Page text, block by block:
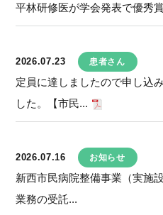
平林研修医が学会発表で優秀
2026.07.23 患者さん
定員に達しましたので申し込
した。【市民...
2026.07.16 お知らせ
新西市民病院整備事業（実施
業務の受託...